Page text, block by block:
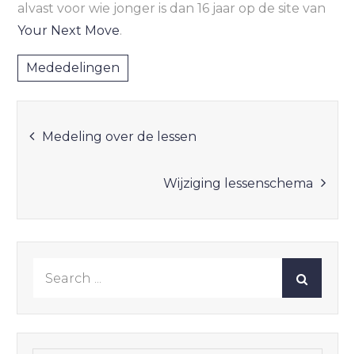
alvast voor wie jonger is dan 16 jaar op de site van
Your Next Move.
Mededelingen
Bericht
navigatie
Medeling over de lessen
Wijziging lessenschema